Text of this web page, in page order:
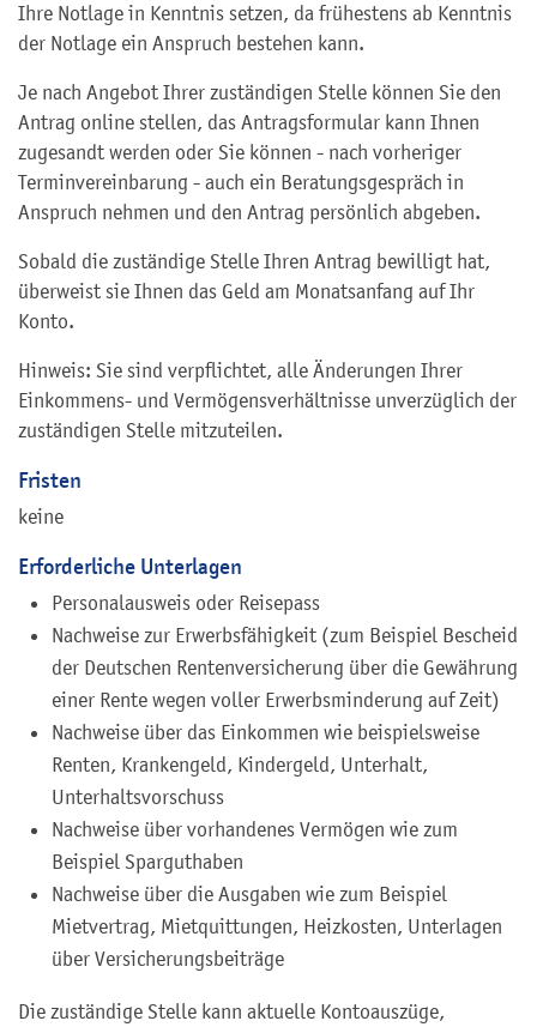
Ihre Notlage in Kenntnis setzen, da frühestens ab Kenntnis
der Notlage ein Anspruch bestehen kann.
Je nach Angebot Ihrer zuständigen Stelle können Sie den
Antrag online stellen, das Antragsformular kann Ihnen
zugesandt werden oder Sie können - nach vorheriger
Terminvereinbarung - auch ein Beratungsgespräch in
Anspruch nehmen und den Antrag persönlich abgeben.
Sobald die zuständige Stelle Ihren Antrag bewilligt hat,
überweist sie Ihnen das Geld am Monatsanfang auf Ihr
Konto.
Hinweis: Sie sind verpflichtet, alle Änderungen Ihrer
Einkommens- und Vermögensverhältnisse unverzüglich der
zuständigen Stelle mitzuteilen.
Fristen
keine
Erforderliche Unterlagen
Personalausweis oder Reisepass
Nachweise zur Erwerbsfähigkeit (zum Beispiel Bescheid
der Deutschen Rentenversicherung über die Gewährung
einer Rente wegen voller Erwerbsminderung auf Zeit)
Nachweise über das Einkommen wie beispielsweise
Renten, Krankengeld, Kindergeld, Unterhalt,
Unterhaltsvorschuss
Nachweise über vorhandenes Vermögen wie zum
Beispiel Sparguthaben
Nachweise über die Ausgaben wie zum Beispiel
Mietvertrag, Mietquittungen, Heizkosten, Unterlagen
über Versicherungsbeiträge
Die zuständige Stelle kann aktuelle Kontoauszüge,